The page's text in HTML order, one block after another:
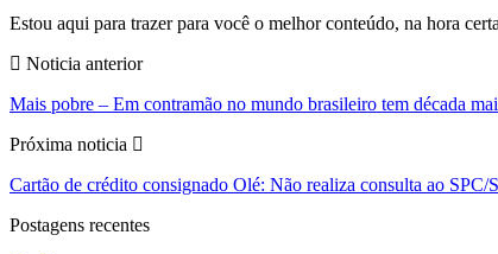
Estou aqui para trazer para você o melhor conteúdo, na hora
Noticia anterior
Mais pobre – Em contramão no mundo brasileiro tem década
Próxima noticia
Cartão de crédito consignado Olé: Não realiza consulta ao SPC/
Postagens recentes